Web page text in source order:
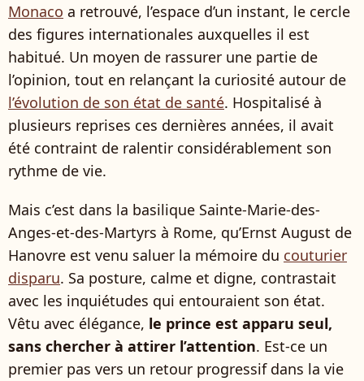
Monaco a retrouvé, l’espace d’un instant, le cercle
des figures internationales auxquelles il est
habitué. Un moyen de rassurer une partie de
l’opinion, tout en relançant la curiosité autour de
l’évolution de son état de santé. Hospitalisé à
plusieurs reprises ces dernières années, il avait
été contraint de ralentir considérablement son
rythme de vie.
Mais c’est dans la basilique Sainte-Marie-des-
Anges-et-des-Martyrs à Rome, qu’Ernst August de
Hanovre est venu saluer la mémoire du couturier
disparu. Sa posture, calme et digne, contrastait
avec les inquiétudes qui entouraient son état.
Vêtu avec élégance, le prince est apparu seul,
sans chercher à attirer l’attention. Est-ce un
premier pas vers un retour progressif dans la vie